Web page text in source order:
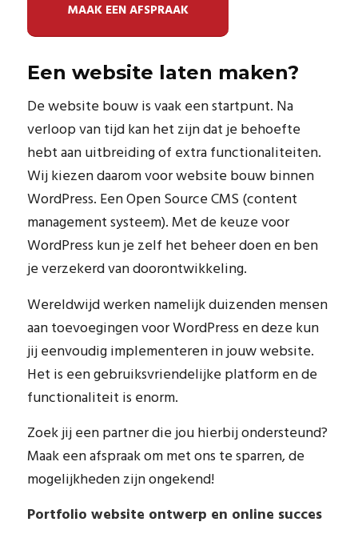
MAAK EEN AFSPRAAK
Een website laten maken?
De website bouw is vaak een startpunt. Na
verloop van tijd kan het zijn dat je behoefte
hebt aan uitbreiding of extra functionaliteiten.
Wij kiezen daarom voor website bouw binnen
WordPress. Een Open Source CMS (content
management systeem). Met de keuze voor
WordPress kun je zelf het beheer doen en ben
je verzekerd van doorontwikkeling.
Wereldwijd werken namelijk duizenden mensen
aan toevoegingen voor WordPress en deze kun
jij eenvoudig implementeren in jouw website.
Het is een gebruiksvriendelijke platform en de
functionaliteit is enorm.
Zoek jij een partner die jou hierbij ondersteund?
Maak een afspraak om met ons te sparren, de
mogelijkheden zijn ongekend!
Portfolio website ontwerp en online succes